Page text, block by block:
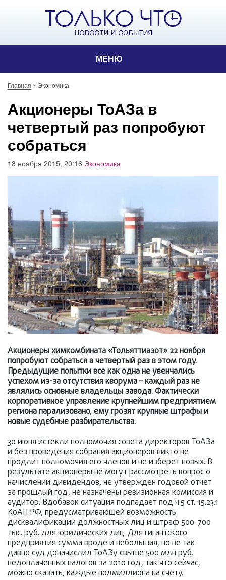
МЕНЮ
Главная > Экономика
Акционеры ТоАЗа в
четвертый раз попробуют
собраться
18 ноября 2015, 20:16 Экономика
Акционеры химкомбината «Тольяттиазот» 22 ноября
попробуют собраться в четвертый раз в этом году.
Предыдущие попытки все как одна не увенчались
успехом из-за отсутствия кворума – каждый раз не
являлись основные владельцы завода. Фактически
корпоративное управление крупнейшим предприятием
региона парализовано, ему грозят крупные штрафы и
новые судебные разбирательства.
30 июня истекли полномочия совета директоров ТоАЗа
и без проведения собрания акционеров никто не
продлит полномочия его членов и не изберет новых. В
результате акционеры не могут рассмотреть вопрос о
начислении дивидендов, не утвержден годовой отчет
за прошлый год, не назначены ревизионная комиссия и
аудитор. Вдобавок ситуация подпадает под ч.5 ст. 15.23.1
КоАП РФ, предусматривающей возможность
дисквалификации должностных лиц и штраф 500-700
тыс. руб. для юридических лиц. Для гигантского
предприятия сумма вроде и небольшая, но не так
давно суд доначислил ТоАЗу свыше 500 млн руб.
недоплаченных налогов за 2010 год, так что сейчас,
можно сказать, каждые полмиллиона на счету.